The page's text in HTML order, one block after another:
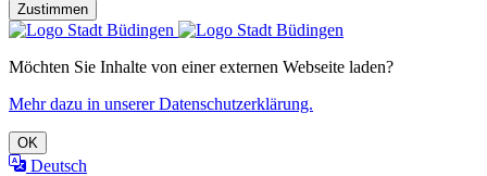
Zustimmen
Möchten Sie Inhalte von einer externen Webseite laden?
Mehr dazu in unserer Datenschutzerklärung.
OK
Deutsch